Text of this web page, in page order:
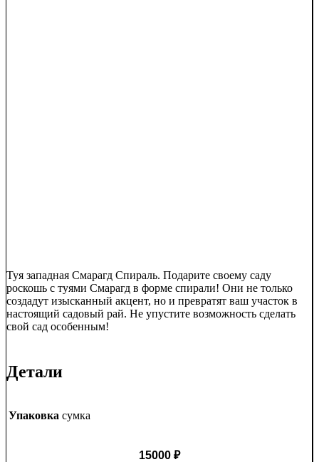
Туя западная Смарагд Спираль. Подарите своему саду
роскошь с туями Смарагд в форме спирали! Они не только
создадут изысканный акцент, но и превратят ваш участок в
настоящий садовый рай. Не упустите возможность сделать
свой сад особенным!
Детали
Упаковка сумка
15000 ₽